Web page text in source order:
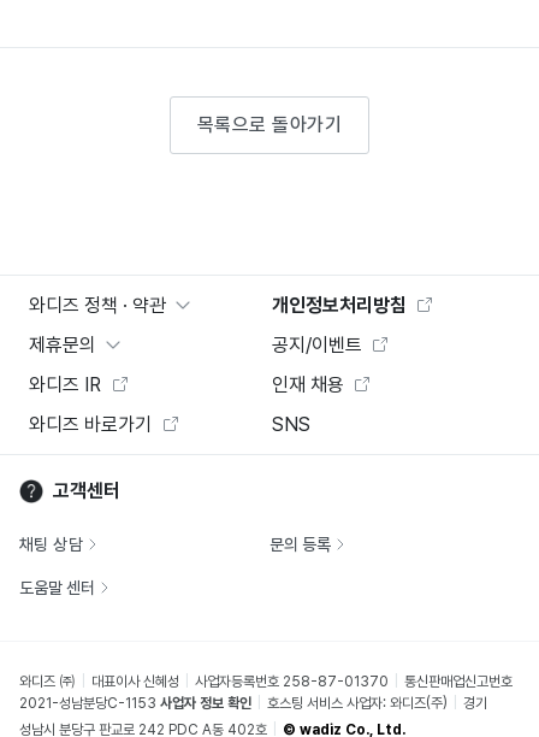
목록으로 돌아가기
와디즈 정책 · 약관
개인정보처리방침
제휴문의
공지/이벤트
와디즈 IR
인재 채용
와디즈 바로가기
SNS
고객센터
채팅 상담 문의 등록
도움말 센터
와디즈 ㈜ 대표이사 신혜성 사업자등록번호 258-87-01370
통신판매업신고번호
2021-성남분당C-1153 사업자 정보 확인 호스팅 서비스 사업자: 와디즈(주)
경기
성남시 분당구 판교로 242 PDC A동 402호
© wadiz Co., Ltd.